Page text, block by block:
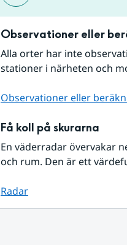
Observationer eller
Alla orter har inte
stationer i närheten och
Observationer eller
Få koll på skurarna
En väderradar övervakar
och rum. Den är ett
Radar